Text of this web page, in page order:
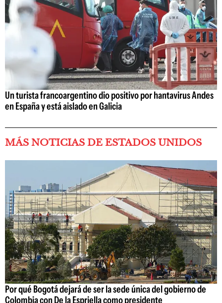
Un turista francoargentino dio positivo por hantavirus Andes
en España y está aislado en Galicia
MÁS NOTICIAS DE ESTADOS UNIDOS
Por qué Bogotá dejará de ser la sede única del gobierno de
Colombia con De la Espriella como presidente